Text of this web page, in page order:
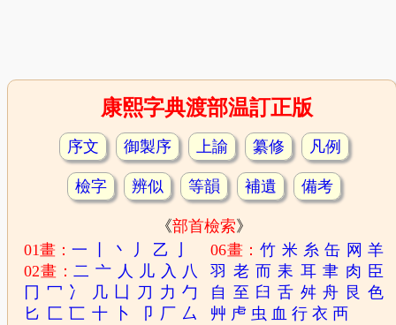
康熙字典渡部温訂正版
序文 御製序 上諭 纂修 凡例
檢字 辨似 等韻 補遺 備考
《部首檢索》
01畫：一 丶 丿 乙
02畫：二 亠 人 儿 入 八
冂 冖 冫 几 凵 刀 力 勹
匕 匚 匸 十 卜 卩 厂 厶
06畫：竹 米 糸 缶 网 羊
羽 老 而 耒 耳 聿 肉 臣
自 至 臼 舌 舛 舟 艮 色
艸 虍 虫 血 行 衣 襾